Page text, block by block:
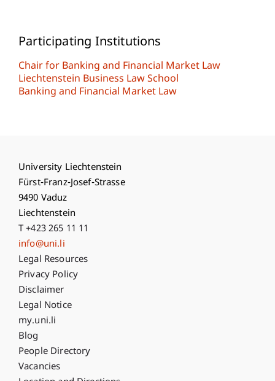
Participating Institutions
Chair for Banking and Financial Market Law
Liechtenstein Business Law School
Banking and Financial Market Law
University Liechtenstein
Fürst-Franz-Josef-Strasse
9490 Vaduz
Liechtenstein
T +423 265 11 11
info@uni.li
Fußzeile Rechtliche Hinweise
Legal Resources
Privacy Policy
Disclaimer
Legal Notice
Fußzeile Subdomain-Verzeichnis
my.uni.li
Blog
People Directory
Vacancies